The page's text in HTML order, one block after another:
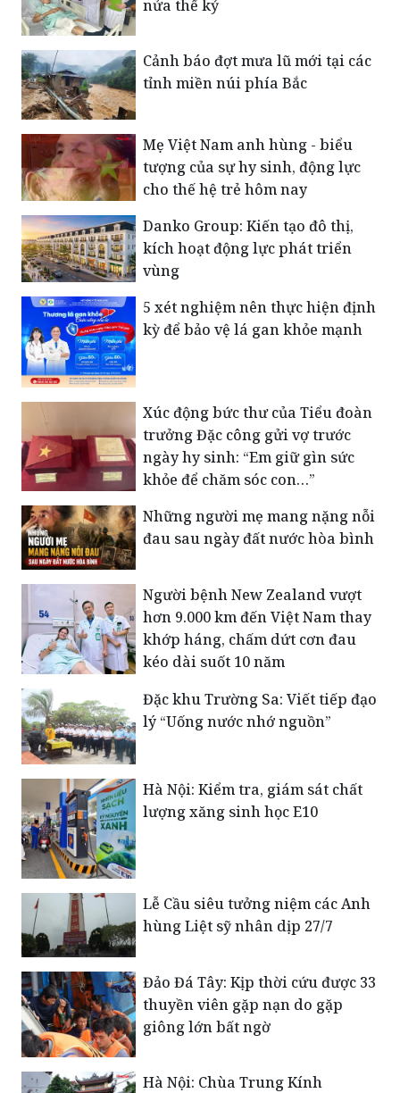
nửa thế kỷ
Cảnh báo đợt mưa lũ mới tại các
tỉnh miền núi phía Bắc
Mẹ Việt Nam anh hùng - biểu
tượng của sự hy sinh, động lực
cho thế hệ trẻ hôm nay
Danko Group: Kiến tạo đô thị,
kích hoạt động lực phát triển
vùng
5 xét nghiệm nên thực hiện định
kỳ để bảo vệ lá gan khỏe mạnh
Xúc động bức thư của Tiểu đoàn
trưởng Đặc công gửi vợ trước
ngày hy sinh: “Em giữ gìn sức
khỏe để chăm sóc con…”
Những người mẹ mang nặng nỗi
đau sau ngày đất nước hòa bình
Người bệnh New Zealand vượt
hơn 9.000 km đến Việt Nam thay
khớp háng, chấm dứt cơn đau
kéo dài suốt 10 năm
Đặc khu Trường Sa: Viết tiếp đạo
lý “Uống nước nhớ nguồn”
Hà Nội: Kiểm tra, giám sát chất
lượng xăng sinh học E10
Lễ Cầu siêu tưởng niệm các Anh
hùng Liệt sỹ nhân dịp 27/7
Đảo Đá Tây: Kịp thời cứu được 33
thuyền viên gặp nạn do gặp
giông lớn bất ngờ
Hà Nội: Chùa Trung Kính